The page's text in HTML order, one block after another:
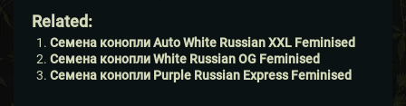
Related:
Семена конопли Auto White Russian XXL Feminised
Семена конопли White Russian OG Feminised
Семена конопли Purple Russian Express Feminised